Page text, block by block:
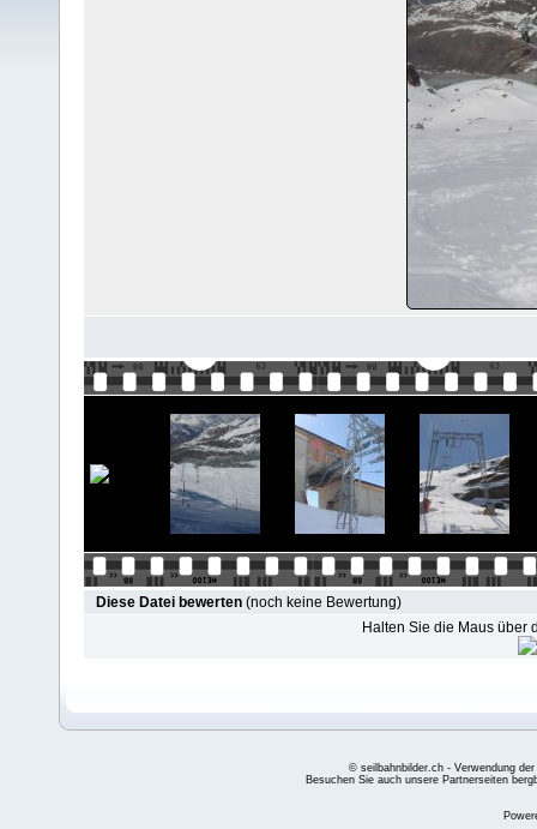
Diese Datei bewerten (noch keine Bewertung)
Halten Sie die Maus über
© seilbahnbilder.ch - Verwendung
Besuchen Sie auch unsere Partnerseiten